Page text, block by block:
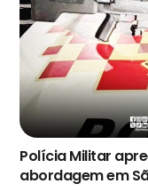
Polícia Militar
abordagem em